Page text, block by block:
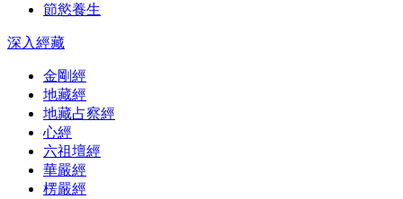
節慾養生
深入經藏
金剛經
地藏經
地藏占察經
心經
六祖壇經
華嚴經
楞嚴經